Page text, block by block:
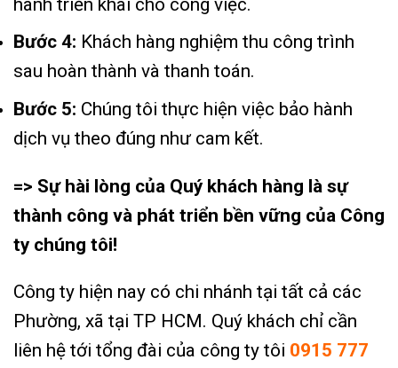
Bước 4: Khách hàng nghiệm thu công trình
sau hoàn thành và thanh toán.
Bước 5: Chúng tôi thực hiện việc bảo hành
dịch vụ theo đúng như cam kết.
=> Sự hài lòng của Quý khách hàng là sự
thành công và phát triển bền vững của Công
ty chúng tôi!
Công ty hiện nay có chi nhánh tại tất cả các
Phường, xã tại TP HCM. Quý khách chỉ cần
liên hệ tới tổng đài của công ty tôi 0915 777